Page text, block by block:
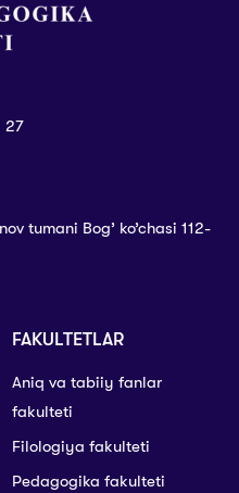
27
tumani Bog’ ko’chasi 112-
FAKULTETLAR
Aniq va tabiiy fanlar
fakulteti
Filologiya fakulteti
Pedagogika fakulteti